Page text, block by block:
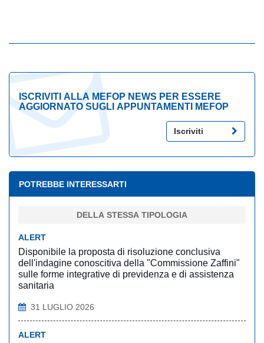
ISCRIVITI ALLA MEFOP NEWS PER ESSERE
AGGIORNATO SUGLI APPUNTAMENTI MEFOP
Iscriviti
POTREBBE INTERESSARTI
DELLA STESSA TIPOLOGIA
ALERT
Disponibile la proposta di risoluzione conclusiva
dell'indagine conoscitiva della "Commissione Zaffini"
sulle forme integrative di previdenza e di assistenza
sanitaria
31 LUGLIO 2026
ALERT